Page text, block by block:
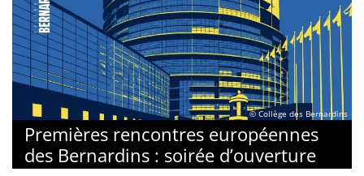
© Collège des Bernardins
Premières rencontres européennes
des Bernardins : soirée d’ouverture